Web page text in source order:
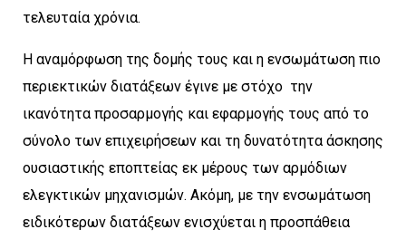
τελευταία χρόνια.
Η αναμόρφωση της δομής τους και η ενσωμάτωση πιο
περιεκτικών διατάξεων έγινε με στόχο την
ικανότητα προσαρμογής και εφαρμογής τους από το
σύνολο των επιχειρήσεων και τη δυνατότητα άσκησης
ουσιαστικής εποπτείας εκ μέρους των αρμόδιων
ελεγκτικών μηχανισμών. Ακόμη, με την ενσωμάτωση
ειδικότερων διατάξεων ενισχύεται η προσπάθεια